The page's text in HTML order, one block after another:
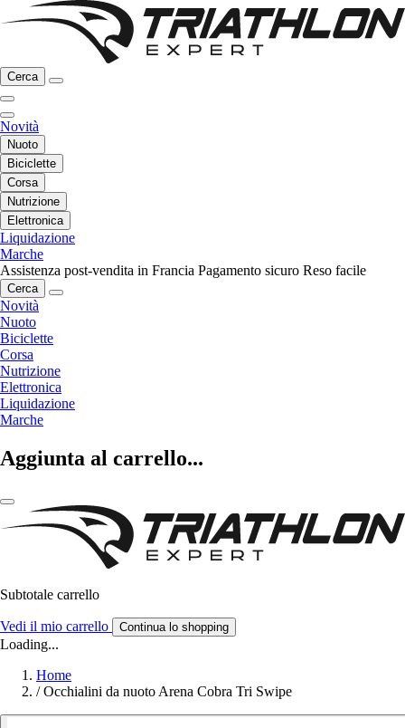
Cerca
Novità
Nuoto
Biciclette
Corsa
Nutrizione
Elettronica
Liquidazione
Marche
Assistenza post-vendita in Francia Pagamento sicuro Reso facile
Cerca
Novità
Nuoto
Biciclette
Corsa
Nutrizione
Elettronica
Liquidazione
Marche
Aggiunta al carrello...
Subtotale carrello
Vedi il mio carrello Continua lo shopping
Loading...
Home
/ Occhialini da nuoto Arena Cobra Tri Swipe